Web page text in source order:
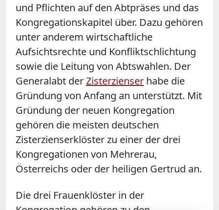
und Pflichten auf den Abtpräses und das
Kongregationskapitel über. Dazu gehören
unter anderem wirtschaftliche
Aufsichtsrechte und Konfliktschlichtung
sowie die Leitung von Abtswahlen. Der
Generalabt derZisterzienser habe die
Gründung von Anfang an unterstützt. Mit
Gründung der neuen Kongregation
gehören die meisten deutschen
Zisterzienserklöster zu einer der drei
Kongregationen von Mehrerau,
Österreichs oder der heiligen Gertrud an.
Die drei Frauenklöster in der